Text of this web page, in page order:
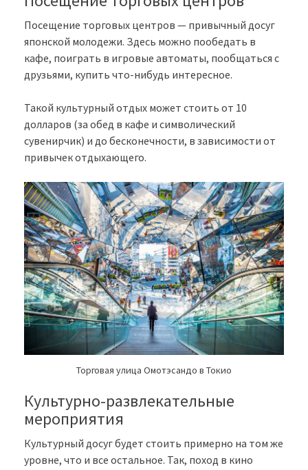
Посещение торговых центров — привычный досуг
японской молодежи. Здесь можно пообедать в
кафе, поиграть в игровые автоматы, пообщаться с
друзьями, купить что-нибудь интересное.
Такой культурный отдых может стоить от 10
долларов (за обед в кафе и символический
сувенирчик) и до бесконечности, в зависимости от
привычек отдыхающего.
Торговая улица Омотэсандо в Токио
Культурно-развлекательные
мероприятия
Культурный досуг будет стоить примерно на том же
уровне, что и все остальное. Так, поход в кино